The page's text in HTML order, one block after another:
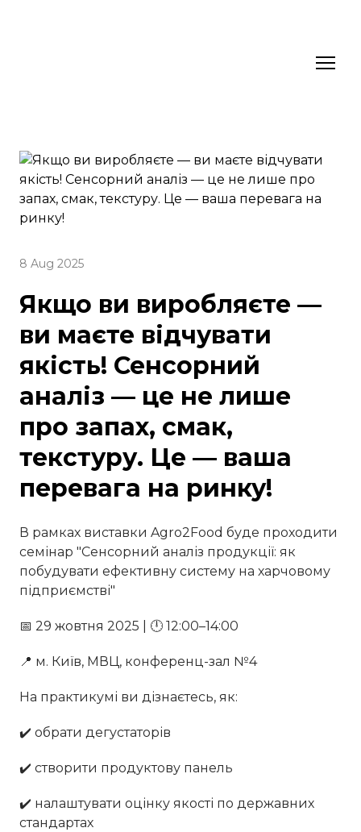
8 Aug 2025
Якщо ви виробляєте —
ви маєте відчувати
якість! Сенсорний
аналіз — це не лише
про запах, смак,
текстуру. Це — ваша
перевага на ринку!
В рамках виставки Agro2Food буде проходити
семінар "Сенсорний аналіз продукції: як
побудувати ефективну систему на харчовому
підприємстві"
📅 29 жовтня 2025 | 🕛 12:00–14:00
📍 м. Київ, МВЦ, конференц-зал №4
На практикумі ви дізнаєтесь, як:
✔️ обрати дегустаторів
✔️ створити продуктову панель
✔️ налаштувати оцінку якості по державних
стандартах